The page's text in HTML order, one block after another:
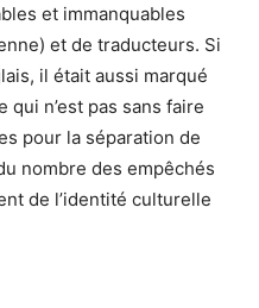
et immanquables
et de traducteurs. Si
il était aussi marqué
n’est pas sans faire
pour la séparation de
nombre des empêchés
de l’identité culturelle